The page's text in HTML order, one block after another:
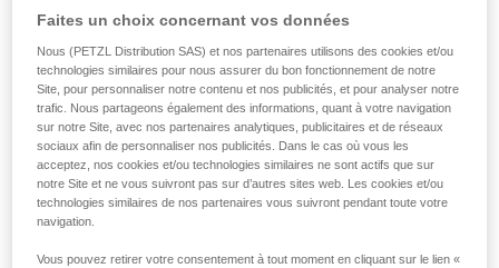
Faites un choix concernant vos données
Nous (PETZL Distribution SAS) et nos partenaires utilisons des cookies et/ou
technologies similaires pour nous assurer du bon fonctionnement de notre
Site, pour personnaliser notre contenu et nos publicités, et pour analyser notre
trafic. Nous partageons également des informations, quant à votre navigation
sur notre Site, avec nos partenaires analytiques, publicitaires et de réseaux
sociaux afin de personnaliser nos publicités. Dans le cas où vous les
acceptez, nos cookies et/ou technologies similaires ne sont actifs que sur
notre Site et ne vous suivront pas sur d’autres sites web. Les cookies et/ou
technologies similaires de nos partenaires vous suivront pendant toute votre
navigation.
Vous pouvez retirer votre consentement à tout moment en cliquant sur le lien «